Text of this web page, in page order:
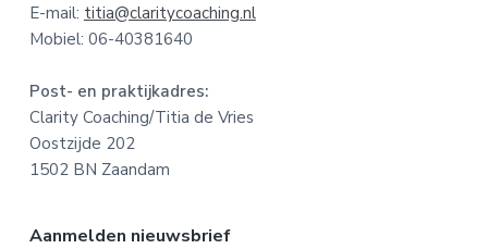
E-mail: titia@claritycoaching.nl
Mobiel: 06-40381640
Post- en praktijkadres:
Clarity Coaching/Titia de Vries
Oostzijde 202
1502 BN Zaandam
Aanmelden nieuwsbrief